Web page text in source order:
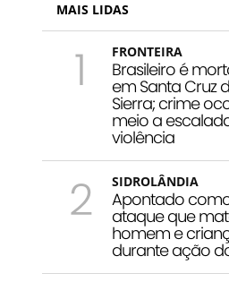
MAIS LIDAS
1 FRONTEIRA
Brasileiro é
em Santa Cruz
Sierra; crime
meio a
violência
2 SIDROLÂNDIA
Apontado
ataque que
homem e
durante ação